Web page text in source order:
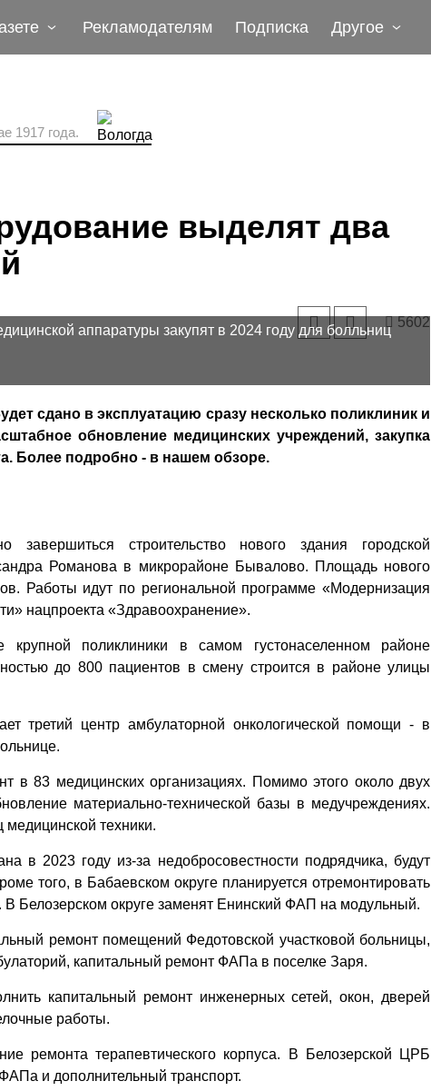
Рекламодателям Подписка Другое
1917 года.
выделят два
5602
аппаратуры закупят в 2024 году для болльниц
сдано в эксплуатацию сразу несколько поликлиник и
обновление медицинских учреждений, закупка
Более подробно - в нашем обзоре.
строительство нового здания городской
Романова в микрорайоне Бывалово. Площадь нового
Работы идут по региональной программе «Модернизация
нацпроекта «Здравоохранение».
крупной поликлиники в самом густонаселенном районе
до 800 пациентов в смену строится в районе улицы
третий центр амбулаторной онкологической помощи - в
в 83 медицинских организациях. Помимо этого около двух
материально-технической базы в медучреждениях.
медицинской техники.
в 2023 году из-за недобросовестности подрядчика, будут
того, в Бабаевском округе планируется отремонтировать
Белозерском округе заменят Енинский ФАП на модульный.
ремонт помещений Федотовской участковой больницы,
капитальный ремонт ФАПа в поселке Заря.
капитальный ремонт инженерных сетей, окон, дверей
работы.
ремонта терапевтического корпуса. В Белозерской ЦРБ
и дополнительный транспорт.